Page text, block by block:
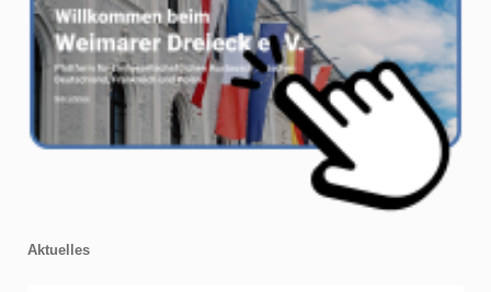
Aktuelles